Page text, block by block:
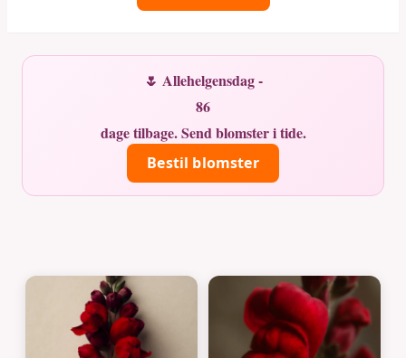
🌷 Allehelgensdag -
86
dage tilbage. Send blomster i tide.
Bestil blomster